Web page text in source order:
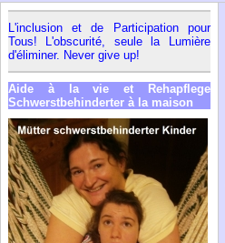
L'in­clu­sion et de Par­ti­ci­pa­tion pour
Tous! L'obs­cu­rité, seule la Lumière
d'éli­mi­ner. Never give up!
Aide à la vie et Rehap­flege
Schwerst­be­hin­der­ter à la mai­son